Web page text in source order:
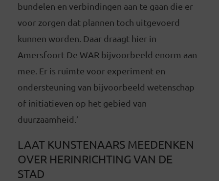
bundelen en verbindingen aan te gaan die er
voor zorgen dat plannen toch uitgevoerd
kunnen worden. Daar draagt hier in
Amersfoort De WAR bijvoorbeeld enorm aan
mee. Er is ruimte voor experiment en
ondersteuning van bijvoorbeeld wetenschap
of initiatieven op het gebied van
duurzaamheid.’
LAAT KUNSTENAARS MEEDENKEN
OVER HERINRICHTING VAN DE
STAD